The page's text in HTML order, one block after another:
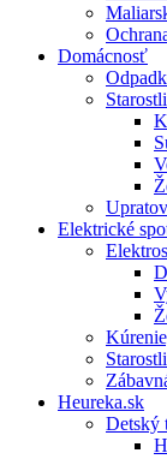
Domácnosť
Elektrické
Heureka.sk
Detský